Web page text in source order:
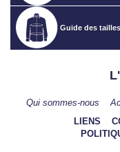
Guide des tailles
Qui sommes-nous
LIENS